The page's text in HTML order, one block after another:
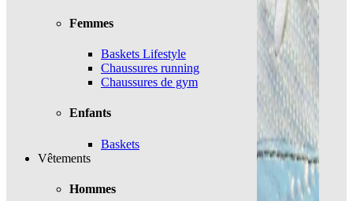
Femmes
Baskets Lifestyle
Chaussures running
Chaussures de gym
Enfants
Baskets
Vêtements
Hommes